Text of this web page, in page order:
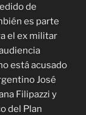
de
es parte
el ex militar
está acusado
José
Filipazzi y
del Plan